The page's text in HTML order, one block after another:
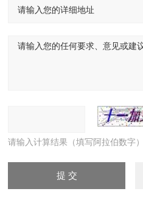
请输入计算结果（填写阿拉伯数字